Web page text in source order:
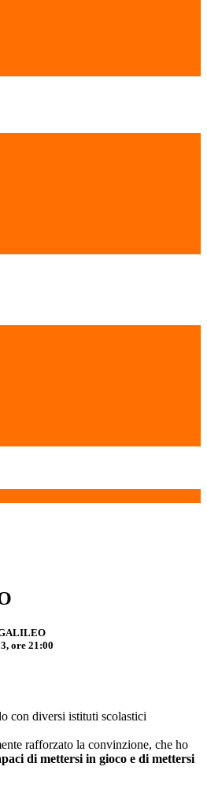
, ore 21:00
con diversi istituti scolastici
rafforzato la convinzione, che ho
di mettersi in gioco e di mettersi